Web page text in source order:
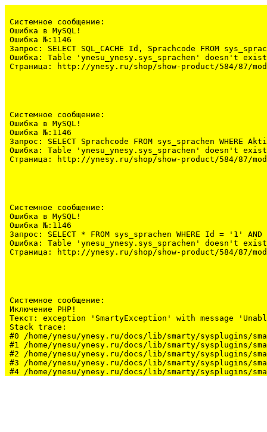
Системное сообщение:
Ошибка в MySQL!
Ошибка №:1146
Запрос: SELECT SQL_CACHE Id, Sprachcode FROM
Ошибка: Table 'ynesu_ynesy.sys_sprachen' doesn't exist
Страница: http://ynesy.ru/shop/show-product/584/87/
Системное сообщение:
Ошибка в MySQL!
Ошибка №:1146
Запрос: SELECT Sprachcode FROM sys_sprachen WHERE
Ошибка: Table 'ynesu_ynesy.sys_sprachen' doesn't exist
Страница: http://ynesy.ru/shop/show-product/584/87/
Системное сообщение:
Ошибка в MySQL!
Ошибка №:1146
Запрос: SELECT * FROM sys_sprachen WHERE Id = '1'
Ошибка: Table 'ynesu_ynesy.sys_sprachen' doesn't exist
Страница: http://ynesy.ru/shop/show-product/584/87/
Системное сообщение:
Иключение PHP!
Текст: exception 'SmartyException' with message
Stack trace:
#0 /home/ynesu/ynesy.ru/docs/lib/smarty/sysplugins/
#1 /home/ynesu/ynesy.ru/docs/lib/smarty/sysplugins/
#2 /home/ynesu/ynesy.ru/docs/lib/smarty/sysplugins/
#3 /home/ynesu/ynesy.ru/docs/lib/smarty/sysplugins/
#4 /home/ynesu/ynesy.ru/docs/lib/smarty/sysplugins/